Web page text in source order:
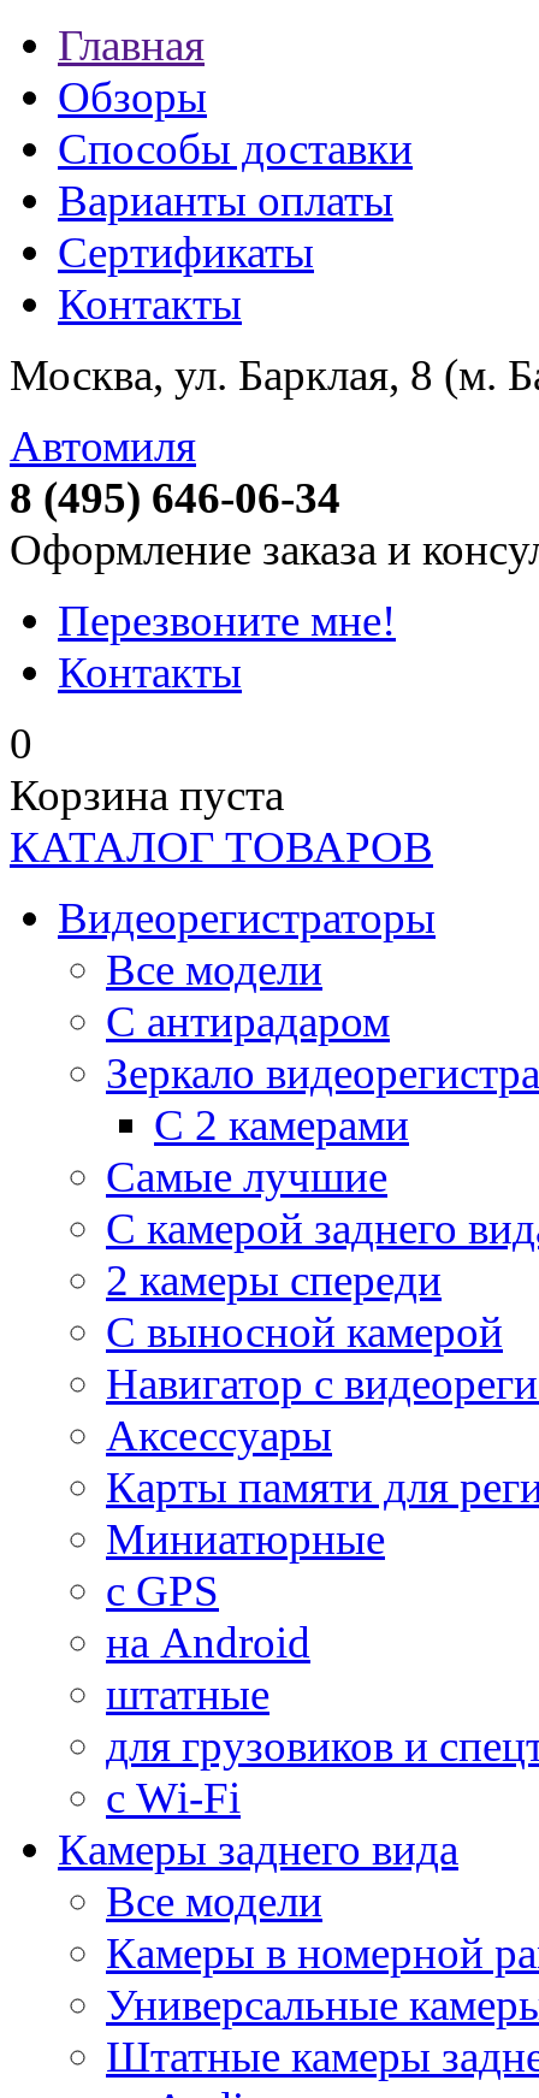
Главная
Обзоры
Способы доставки
Варианты оплаты
Сертификаты
Контакты
Москва, ул. Барклая, 8 (м.
Автомиля
8 (495) 646-06-34
Оформление заказа и
Перезвоните мне!
Контакты
0
Корзина пуста
КАТАЛОГ ТОВАРОВ
Видеорегистраторы
Все модели
C антирадаром
Зеркало
С 2 камерами
Самые лучшие
С камерой заднего
2 камеры спереди
С выносной камерой
Навигатор с
Аксессуары
Карты памяти для
Миниатюрные
с GPS
на Android
штатные
для грузовиков и
с Wi-Fi
Камеры заднего вида
Все модели
Камеры в номерной
Универсальные
Штатные камеры